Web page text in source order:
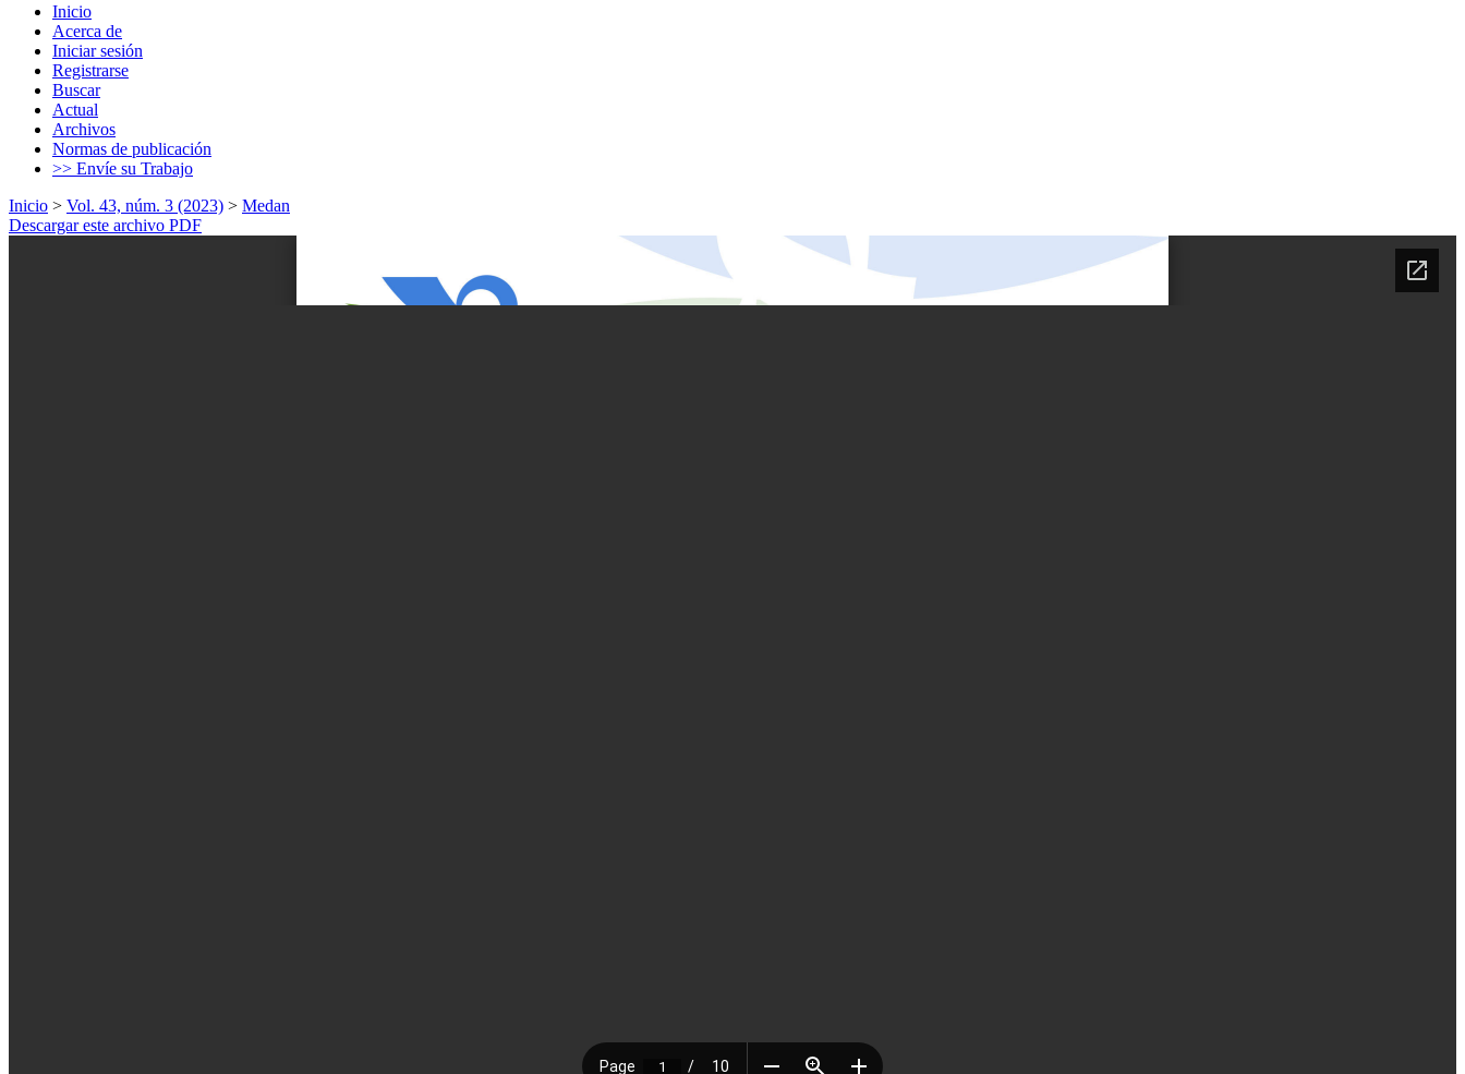
Inicio
Acerca de
Iniciar sesión
Registrarse
Buscar
Actual
Archivos
Normas de publicación
>> Envíe su Trabajo
Inicio > Vol. 43, núm. 3 (2023) > Medan
Descargar este archivo PDF